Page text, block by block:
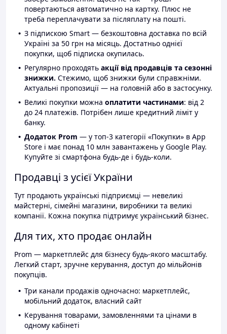
повертаються автоматично на картку. Плюс не
треба переплачувати за післяплату на пошті.
З підпискою Smart — безкоштовна доставка по всій
Україні за 50 грн на місяць. Достатньо однієї
покупки, щоб підписка окупилась.
Регулярно проходять акції від продавців та сезонні
знижки. Стежимо, щоб знижки були справжніми.
Актуальні пропозиції — на головній або в застосунку.
Великі покупки можна оплатити частинами: від 2
до 24 платежів. Потрібен лише кредитний ліміт у
банку.
Додаток Prom — у топ-3 категорії «Покупки» в App
Store і має понад 10 млн завантажень у Google Play.
Купуйте зі смартфона будь-де і будь-коли.
Продавці з усієї України
Тут продають українські підприємці — невеликі
майстерні, сімейні магазини, виробники та великі
компанії. Кожна покупка підтримує український бізнес.
Для тих, хто продає онлайн
Prom — маркетплейс для бізнесу будь-якого масштабу.
Легкий старт, зручне керування, доступ до мільйонів
покупців.
Три канали продажів одночасно: маркетплейс,
мобільний додаток, власний сайт
Керування товарами, замовленнями та цінами в
одному кабінеті